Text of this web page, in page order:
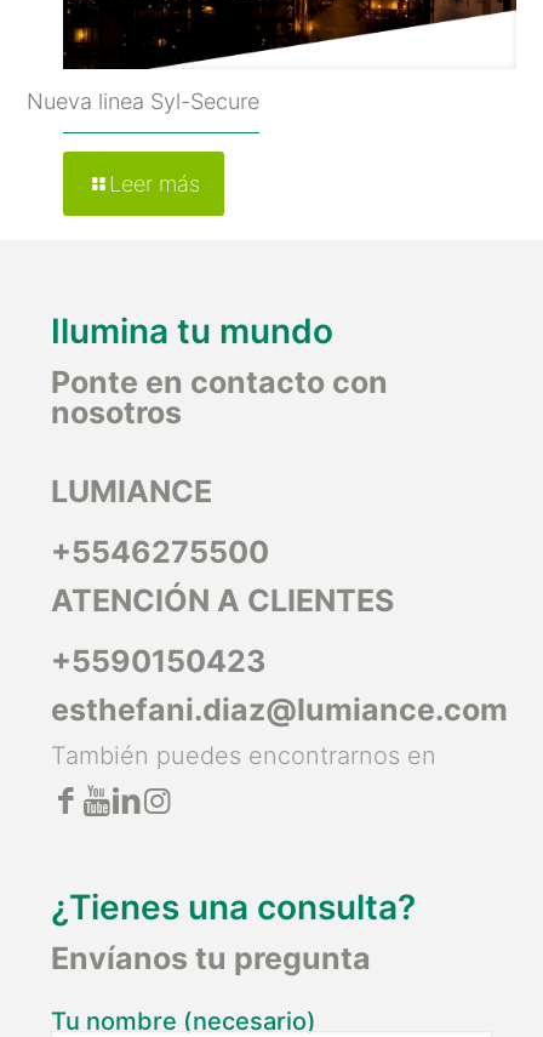
Nueva linea Syl-Secure
Leer más
Ilumina tu mundo
Ponte en contacto con
nosotros
LUMIANCE
+5546275500
ATENCIÓN A CLIENTES
+5590150423
esthefani.diaz@lumiance.com
También puedes encontrarnos en
¿Tienes una consulta?
Envíanos tu pregunta
Tu nombre (necesario)